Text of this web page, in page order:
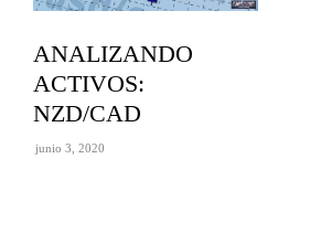
ANALIZANDO
ACTIVOS:
NZD/CAD
junio 3, 2020